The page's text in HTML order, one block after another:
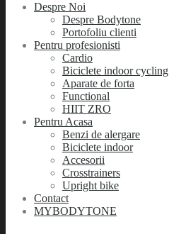
Despre Noi
Despre Bodytone
Portofoliu clienti
Pentru profesionisti
Cardio
Biciclete indoor cycling
Aparate de forta
Functional
HIIT ZRO
Pentru Acasa
Benzi de alergare
Biciclete indoor
Accesorii
Crosstrainers
Upright bike
Contact
MYBODYTONE